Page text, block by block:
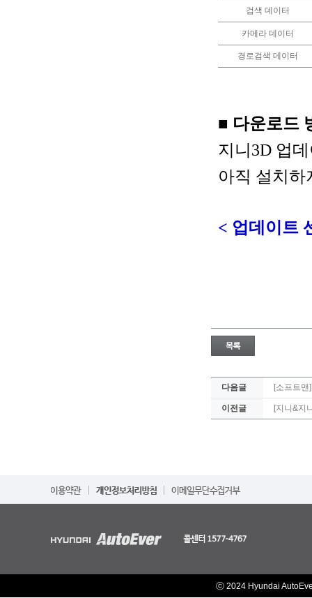
검색 데이터
카메라 데이터
경로검색 데이터
■ 다운로드
지니3D 업
아직 설치하
< 업데이트
다음글 [소프트
이전글 [지니&지
ⓒ 2024 Hyundai